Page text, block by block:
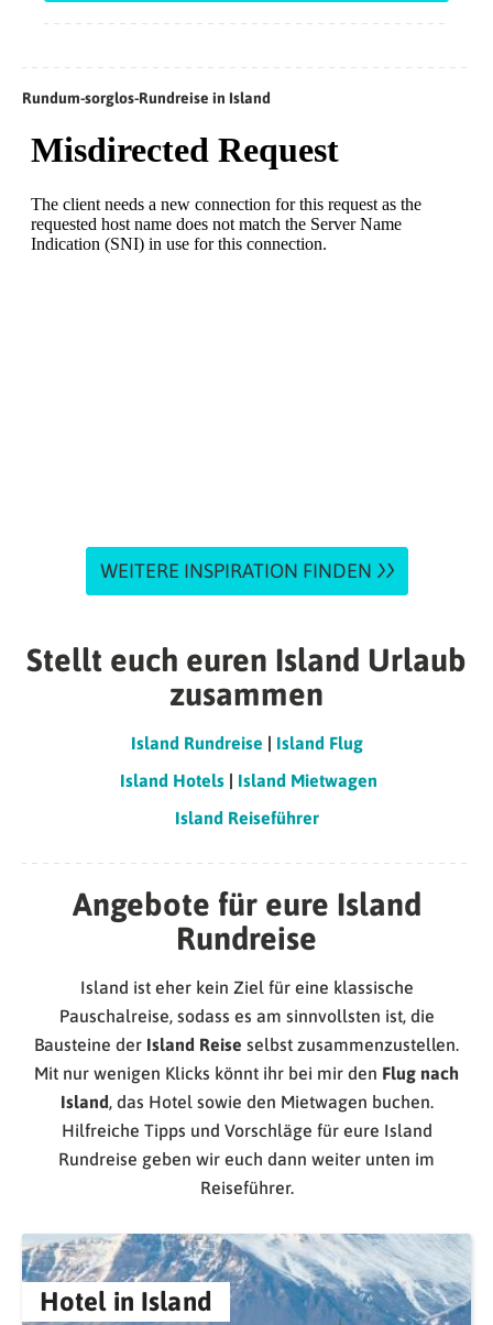
Rundum-sorglos-Rundreise in Island
WEITERE INSPIRATION FINDEN
Stellt euch euren Island Urlaub
zusammen
Island Rundreise | Island Flug
Island Hotels | Island Mietwagen
Island Reiseführer
Angebote für eure Island
Rundreise
Island ist eher kein Ziel für eine klassische
Pauschalreise, sodass es am sinnvollsten ist, die
Bausteine der Island Reise selbst zusammenzustellen.
Mit nur wenigen Klicks könnt ihr bei mir den Flug nach
Island, das Hotel sowie den Mietwagen buchen.
Hilfreiche Tipps und Vorschläge für eure Island
Rundreise geben wir euch dann weiter unten im
Reiseführer.
Hotel in Island